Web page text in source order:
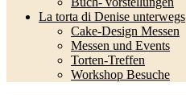
La torta di Denise unterwegs
Cake-Design Messen
Messen und Events
Torten-Treffen
Workshop Besuche